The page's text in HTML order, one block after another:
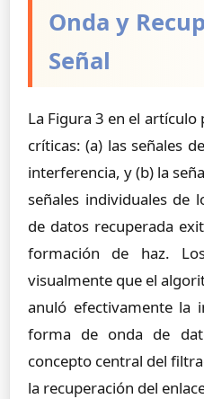
Onda y
Señal
La Figura 3 en el
críticas: (a) las señales
interferencia, y (b) la
señales individuales de
de datos recuperada
formación de haz.
visualmente que el
anuló efectivamente la
forma de onda de
concepto central del
la recuperación del